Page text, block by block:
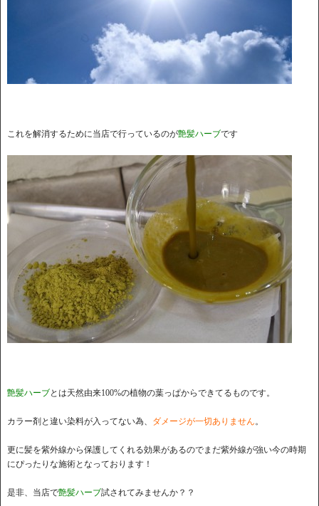
これを解消するために当店で行っているのが艶髪ハーブです
艶髪ハーブとは天然由来100%の植物の葉っぱからできてるものです。
カラー剤と違い染料が入ってない為、 ダメージが一切ありません 。
更に髪を紫外線から保護してくれる効果があるのでまだ紫外線が強い今の時期
にぴったりな施術となっております！
是非、当店で艶髪ハーブ試されてみませんか？？